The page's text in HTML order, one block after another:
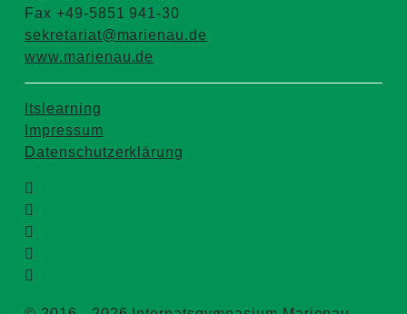
Fax +49-5851 941-30
sekretariat@marienau.de
www.marienau.de
Itslearning
Impressum
Datenschutzerklärung